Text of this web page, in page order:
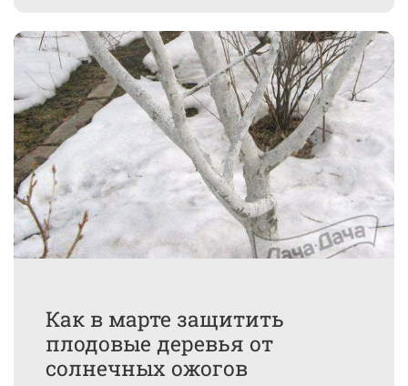
Как в марте защитить
плодовые деревья от
солнечных ожогов